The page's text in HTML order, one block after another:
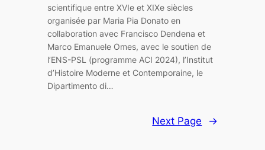
scientifique entre XVIe et XIXe siècles
organisée par Maria Pia Donato en
collaboration avec Francisco Dendena et
Marco Emanuele Omes, avec le soutien de
l’ENS-PSL (programme ACI 2024), l’Institut
d’Histoire Moderne et Contemporaine, le
Dipartimento di…
Next Page →